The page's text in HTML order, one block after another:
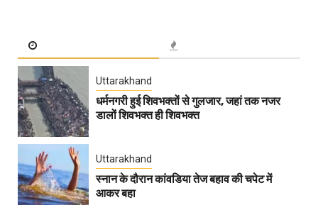
Uttarakhand
धर्मनगरी हुई शिवभक्तों से गुलजार, जहां तक नजर
डालों शिवभक्त ही शिवभक्त
Uttarakhand
स्नान के दौरान कांवडिया तेज बहाव की चपेट में
आकर बहा